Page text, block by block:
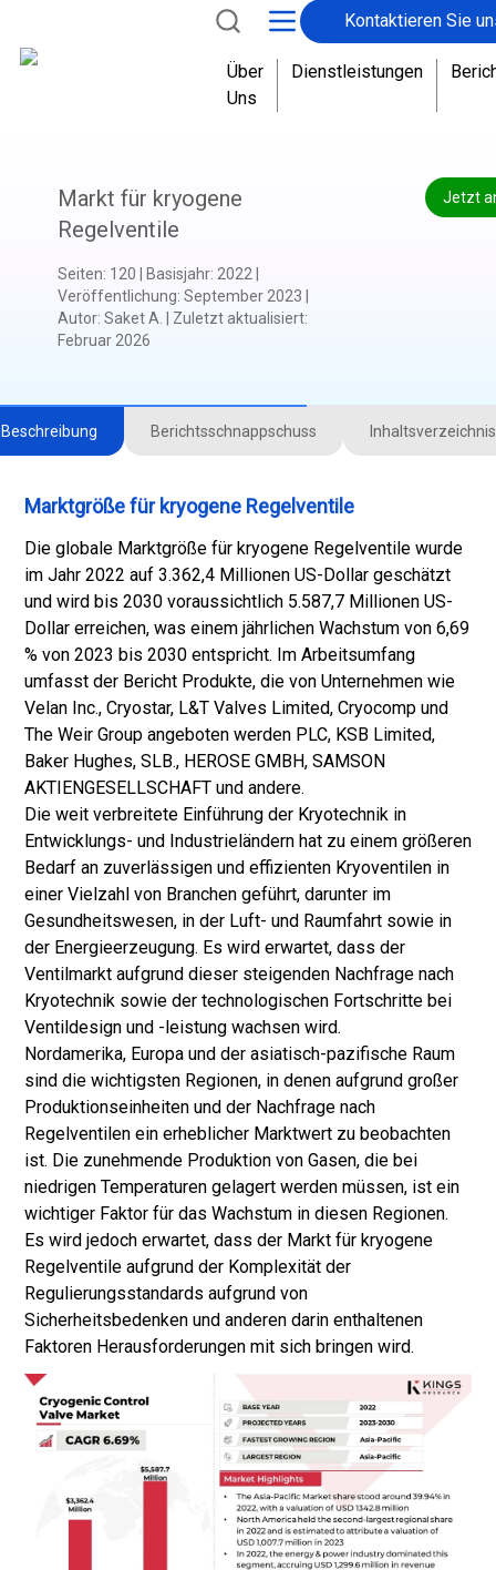
Kontaktieren Sie
Über
Uns
Dienstleistungen
Jetzt
Markt für kryogene
Regelventile
Seiten: 120 Basisjahr: 2022
Veröffentlichung: September 2023
Autor: Saket A. Zuletzt aktualisiert:
Februar 2026
Beschreibung Berichtsschnappschuss Inhaltsverzeichnis
Marktgröße für kryogene Regelventile
Die globale Marktgröße für kryogene Regelventile wurde
im Jahr 2022 auf 3.362,4 Millionen US-Dollar geschätzt
und wird bis 2030 voraussichtlich 5.587,7 Millionen US-
Dollar erreichen, was einem jährlichen Wachstum von 6,69
% von 2023 bis 2030 entspricht. Im Arbeitsumfang
umfasst der Bericht Produkte, die von Unternehmen wie
Velan Inc., Cryostar, L&T Valves Limited, Cryocomp und
The Weir Group angeboten werden PLC, KSB Limited,
Baker Hughes, SLB., HEROSE GMBH, SAMSON
AKTIENGESELLSCHAFT und andere.
Die weit verbreitete Einführung der Kryotechnik in
Entwicklungs- und Industrieländern hat zu einem größeren
Bedarf an zuverlässigen und effizienten Kryoventilen in
einer Vielzahl von Branchen geführt, darunter im
Gesundheitswesen, in der Luft- und Raumfahrt sowie in
der Energieerzeugung. Es wird erwartet, dass der
Ventilmarkt aufgrund dieser steigenden Nachfrage nach
Kryotechnik sowie der technologischen Fortschritte bei
Ventildesign und -leistung wachsen wird.
Nordamerika, Europa und der asiatisch-pazifische Raum
sind die wichtigsten Regionen, in denen aufgrund großer
Produktionseinheiten und der Nachfrage nach
Regelventilen ein erheblicher Marktwert zu beobachten
ist. Die zunehmende Produktion von Gasen, die bei
niedrigen Temperaturen gelagert werden müssen, ist ein
wichtiger Faktor für das Wachstum in diesen Regionen.
Es wird jedoch erwartet, dass der Markt für kryogene
Regelventile aufgrund der Komplexität der
Regulierungsstandards aufgrund von
Sicherheitsbedenken und anderen darin enthaltenen
Faktoren Herausforderungen mit sich bringen wird.